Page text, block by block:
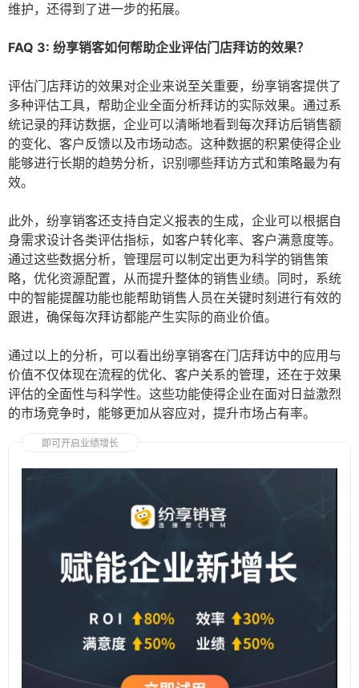
维护，还得到了进一步的拓展。
FAQ 3: 纷享销客如何帮助企业评估门店拜访的效果？
评估门店拜访的效果对企业来说至关重要，纷享销客提供了
多种评估工具，帮助企业全面分析拜访的实际效果。通过系
统记录的拜访数据，企业可以清晰地看到每次拜访后销售额
的变化、客户反馈以及市场动态。这种数据的积累使得企业
能够进行长期的趋势分析，识别哪些拜访方式和策略最为有
效。
此外，纷享销客还支持自定义报表的生成，企业可以根据自
身需求设计各类评估指标，如客户转化率、客户满意度等。
通过这些数据分析，管理层可以制定出更为科学的销售策
略，优化资源配置，从而提升整体的销售业绩。同时，系统
中的智能提醒功能也能帮助销售人员在关键时刻进行有效的
跟进，确保每次拜访都能产生实际的商业价值。
通过以上的分析，可以看出纷享销客在门店拜访中的应用与
价值不仅体现在流程的优化、客户关系的管理，还在于效果
评估的全面性与科学性。这些功能使得企业在面对日益激烈
的市场竞争时，能够更加从容应对，提升市场占有率。
即可开启业绩增长